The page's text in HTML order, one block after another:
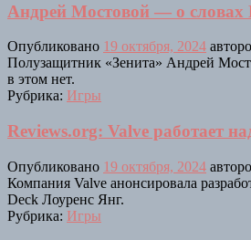
Андрей Мостовой — о словах
Опубликовано 19 октября, 2024
Полузащитник «Зенита» Андрей
в этом нет.
Рубрика: Игры
Reviews.org: Valve работает
Опубликовано 19 октября, 2024
Компания Valve анонсировала
Deck Лоуренс Янг.
Рубрика: Игры